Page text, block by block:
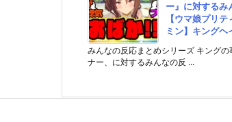
ー』に対するみ
【ウマ娘プリ
ミン】キングヘ
みんなの反応まとめシリーズ キング
ナー、に対するみんなの反 ...